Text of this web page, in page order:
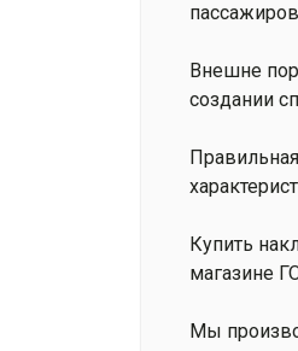
Внешне
создании
Купить
магазине
Мы